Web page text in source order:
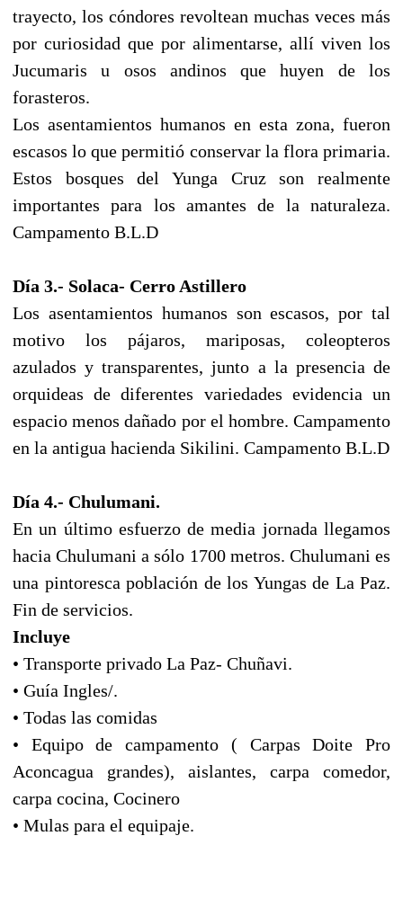
trayecto, los cóndores revoltean muchas veces más
por curiosidad que por alimentarse, allí viven los
Jucumaris u osos andinos que huyen de los
forasteros.
Los asentamientos humanos en esta zona, fueron
escasos lo que permitió conservar la flora primaria.
Estos bosques del Yunga Cruz son realmente
importantes para los amantes de la naturaleza.
Campamento B.L.D
Día 3.- Solaca- Cerro Astillero
Los asentamientos humanos son escasos, por tal
motivo los pájaros, mariposas, coleopteros
azulados y transparentes, junto a la presencia de
orquideas de diferentes variedades evidencia un
espacio menos dañado por el hombre. Campamento
en la antigua hacienda Sikilini. Campamento B.L.D
Día 4.- Chulumani.
En un último esfuerzo de media jornada llegamos
hacia Chulumani a sólo 1700 metros. Chulumani es
una pintoresca población de los Yungas de La Paz.
Fin de servicios.
Incluye
• Transporte privado La Paz- Chuñavi.
• Guía Ingles/.
• Todas las comidas
• Equipo de campamento ( Carpas Doite Pro
Aconcagua grandes), aislantes, carpa comedor,
carpa cocina, Cocinero
• Mulas para el equipaje.